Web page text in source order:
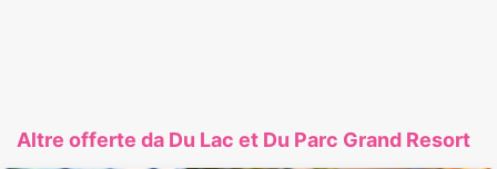
Altre offerte da Du Lac et Du Parc Grand Resort